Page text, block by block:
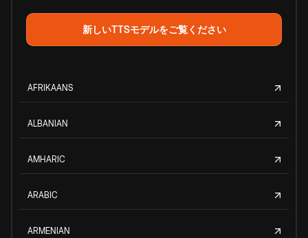
新しいTTSモデルをご覧ください
AFRIKAANS
ALBANIAN
AMHARIC
ARABIC
ARMENIAN